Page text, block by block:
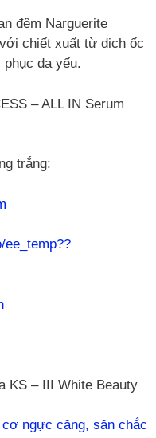
đêm Narguerite
chiết xuất từ dịch ốc
da yếu.
– ALL IN Serum
trắng:
KS – III White Beauty
ngực căng, săn chắc